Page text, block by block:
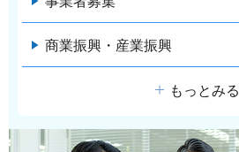
商業振興・産業振興
もっとみる